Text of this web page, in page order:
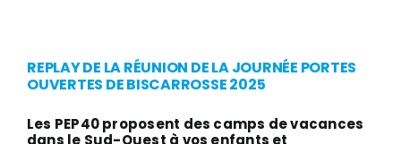
MÉDICO-SOCIAL ET SAPADHE
REPLAY DE LA RÉUNION DE LA JOURNÉE PORTES
OUVERTES DE BISCARROSSE 2025
Les PEP40 proposent des camps de vacances